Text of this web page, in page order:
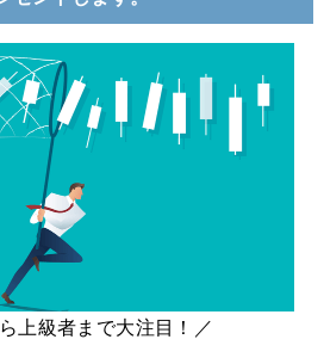
上級者まで大注目！／